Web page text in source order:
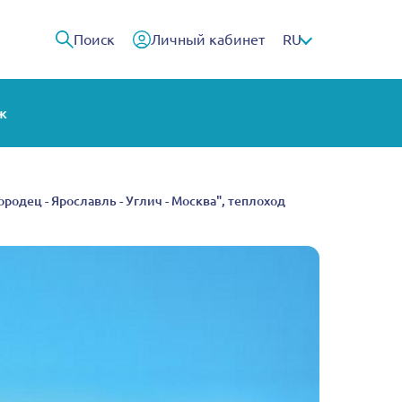
Поиск Личный кабинет RU
- Ярославль - Углич - Москва", теплоход